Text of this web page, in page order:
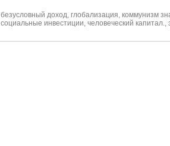
безусловный доход глобализация коммунизм
социальные инвестиции человеческий капитал.